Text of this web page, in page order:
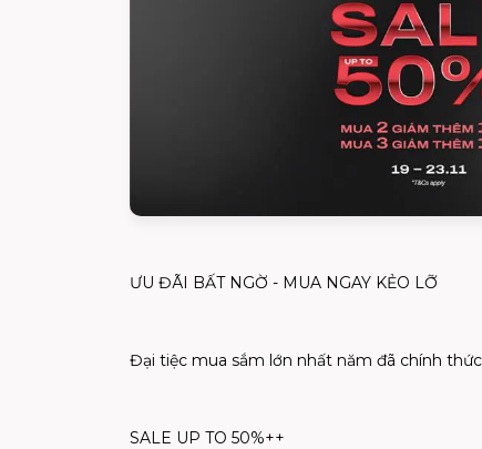
ƯU ĐÃI BẤT NGỜ - MUA NGAY KẺO LỠ
Đại tiệc mua sắm lớn nhất năm đã chính
SALE UP TO 50%++